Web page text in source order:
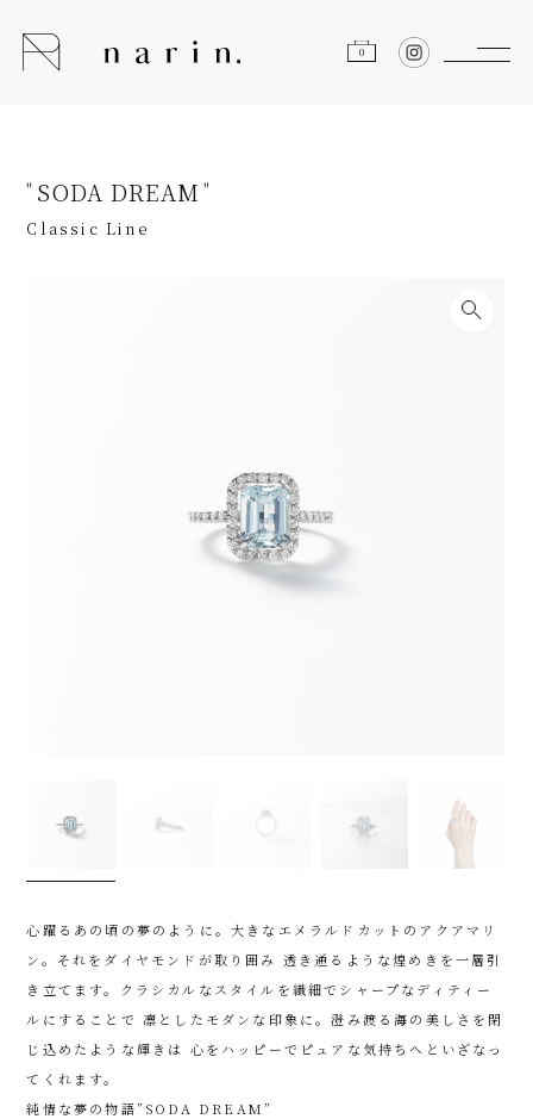
0
SODA DREAM
Classic Line
心躍るあの頃の夢のように。大きなエメラルドカットのアクアマリ
ン。それをダイヤモンドが取り囲み 透き通るような煌めきを一層引
き立てます。クラシカルなスタイルを繊細でシャープなディティー
ルにすることで 凛としたモダンな印象に。澄み渡る海の美しさを閉
じ込めたような輝きは 心をハッピーでピュアな気持ちへといざなっ
てくれます。
純情な夢の物語”SODA DREAM”